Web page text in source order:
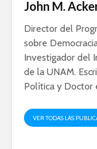
John M.
Director del
sobre
Investigador del
de la UNAM.
Política y Doctor
VER TODAS LAS